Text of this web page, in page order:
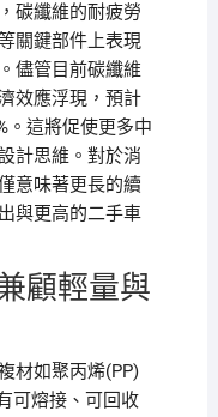
碳纖維的耐疲勞
關鍵部件上表現
儘管目前碳纖維
效應浮現，預計
。這將促使更多中
計思維。對於消
意味著更長的續
與更高的二手車
顧輕量與
材如聚丙烯(PP)
可熔接、可回收